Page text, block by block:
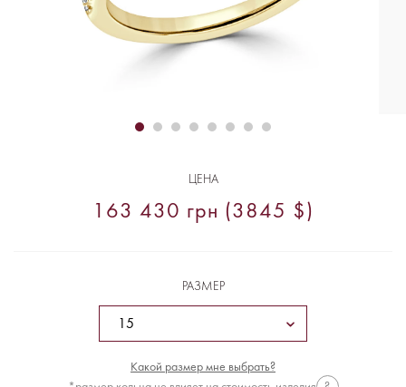
ЦЕНА
163 430 грн (3845 $)
РАЗМЕР
Какой размер мне выбрать?